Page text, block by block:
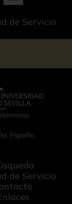
de Servicio
España.
de Servicio